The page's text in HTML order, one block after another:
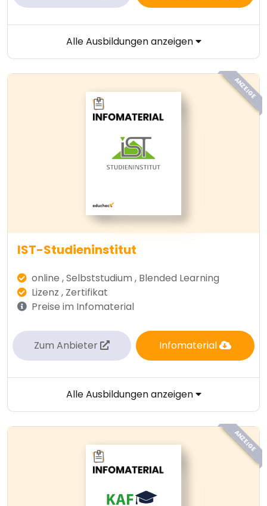
Alle Ausbildungen anzeigen
ANZEIGE
IST-Studieninstitut
online , Selbststudium , Blended Learning
Lizenz , Zertifikat
Preise im Infomaterial
Zum Anbieter Infomaterial
Alle Ausbildungen anzeigen
ANZEIGE